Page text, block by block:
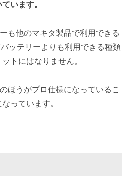
います。
も他のマキタ製品で利用できる
ッテリーよりも利用できる種類
トにはなりません。
ほうがプロ仕様になっているこ
っています。